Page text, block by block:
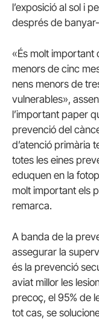
l’exposició al sol i
després de
«És molt important
menors de cinc
nens menors de
vulnerables»,
l’important paper
prevenció del
d’atenció primària
totes les eines
eduquen en la
molt important els
remarca.
A banda de la
assegurar la
és la prevenció
aviat millor les
precoç, el 95% de
tot cas, se